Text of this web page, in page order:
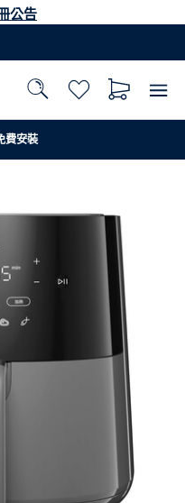
公告
費安裝